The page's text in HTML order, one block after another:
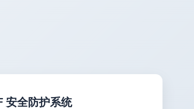
安全防护系统